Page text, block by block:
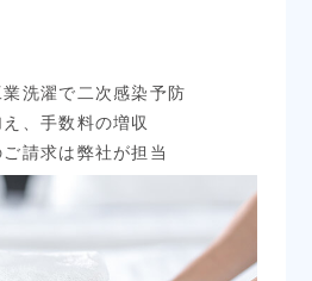
洗濯で二次感染予防
、手数料の増収
請求は弊社が担当